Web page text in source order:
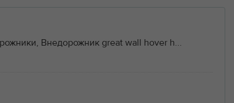
Внедорожник great wall hover h...